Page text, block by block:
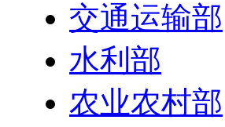
交通运输部
水利部
农业农村部